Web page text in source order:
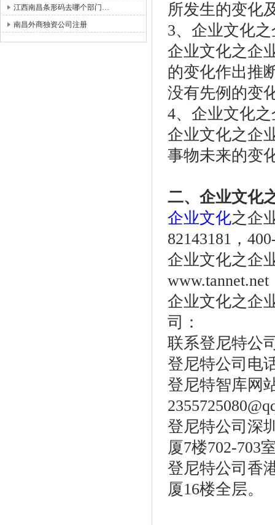
江西南昌条形码去哪个部门…
南昌外商独资公司注册
所发生的变化
3、企业文化
企业文化之企
的变化作出推
没有先例的变
4、企业文化
企业文化之企
事物未来的变
二、企业文化
企业文化之企
82143181，
企业文化之企
www.tannet.net
企业文化之企
司：
联系登尼特公
登尼特公司电
登尼特智库网
登尼特公司深
厦7楼702-703
登尼特公司香
厦16楼全层。